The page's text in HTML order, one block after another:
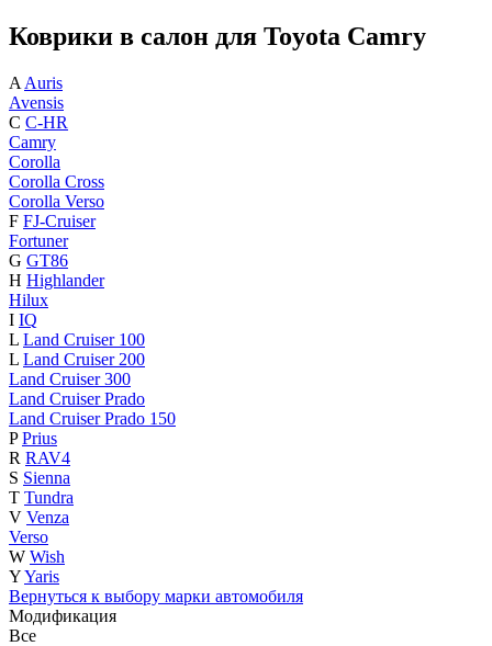
Коврики в салон для Toyota Camry
A Auris
Avensis
C C-HR
Camry
Corolla
Corolla Cross
Corolla Verso
F FJ-Cruiser
Fortuner
G GT86
H Highlander
Hilux
I IQ
L Land Cruiser 100
L Land Cruiser 200
Land Cruiser 300
Land Cruiser Prado
Land Cruiser Prado 150
P Prius
R RAV4
S Sienna
T Tundra
V Venza
Verso
W Wish
YYaris
Вернуться к выбору марки автомобиля
Модификация
Все